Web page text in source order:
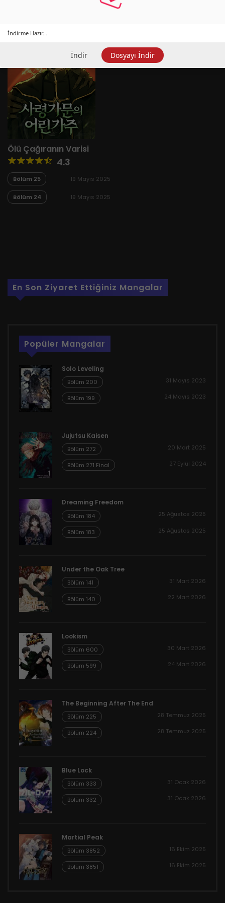
Ölü Çağıranın Varisi
4.3
Bölüm 25 19 Mayıs 2025
Bölüm 24 19 Mayıs 2025
En Son Ziyaret Ettiğiniz Mangalar
Popüler Mangalar
Solo Leveling
Bölüm 200 31 Mayıs 2023
Bölüm 199 24 Mayıs 2023
Jujutsu Kaisen
Bölüm 272 20 Mart 2025
Bölüm 271 Final 27 Eylül 2024
Dreaming Freedom
Bölüm 184 25 Ağustos 2025
Bölüm 183 25 Ağustos 2025
Under the Oak Tree
Bölüm 141 31 Mart 2026
Bölüm 140 22 Mart 2026
Lookism
Bölüm 600 30 Mart 2026
Bölüm 599 24 Mart 2026
The Beginning After The End
Bölüm 225 28 Temmuz 2025
Bölüm 224 28 Temmuz 2025
Blue Lock
Bölüm 333 31 Ocak 2026
Bölüm 332 31 Ocak 2026
Martial Peak
Bölüm 3852 16 Ekim 2025
Bölüm 3851 16 Ekim 2025
İndirme Hazır...
İndir Dosyayı İndir